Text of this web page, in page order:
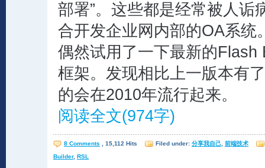
部署”。这些都是经常被人诟
合开发企业网内部的OA系统
偶然试用了一下最新的Flash
框架。发现相比上一版本有
的会在2010年流行起来。
阅读全文(974字)
8 Comments , 15,112 Hits Filed under: 分享我自己 前端技术
Builder, RSL